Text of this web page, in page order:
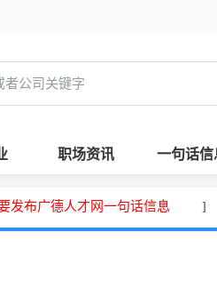
职场资讯 一句话信
发布广德人才网一句话信息 ]